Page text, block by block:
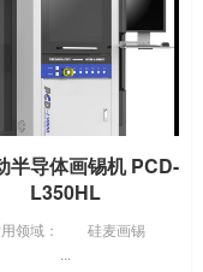
半导体画锡机 PCD-
L350HL
领域： 硅麦画锡
...